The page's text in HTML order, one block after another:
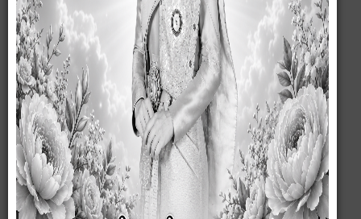
พ.ศ.2566 องค์การบริหารส่วนบุคคลละเวี้ย